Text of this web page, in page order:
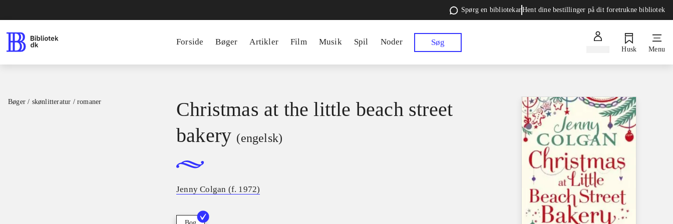
Spørg en bibliotekarHent dine bestillinger på dit foretrukne bibliotek
Forside Bøger Artikler Film Musik Spil Noder Søg
Husk Menu
Bøger / skønlitteratur / romaner
Christmas at the little beach street
bakery (engelsk)
Jenny Colgan (f. 1972)